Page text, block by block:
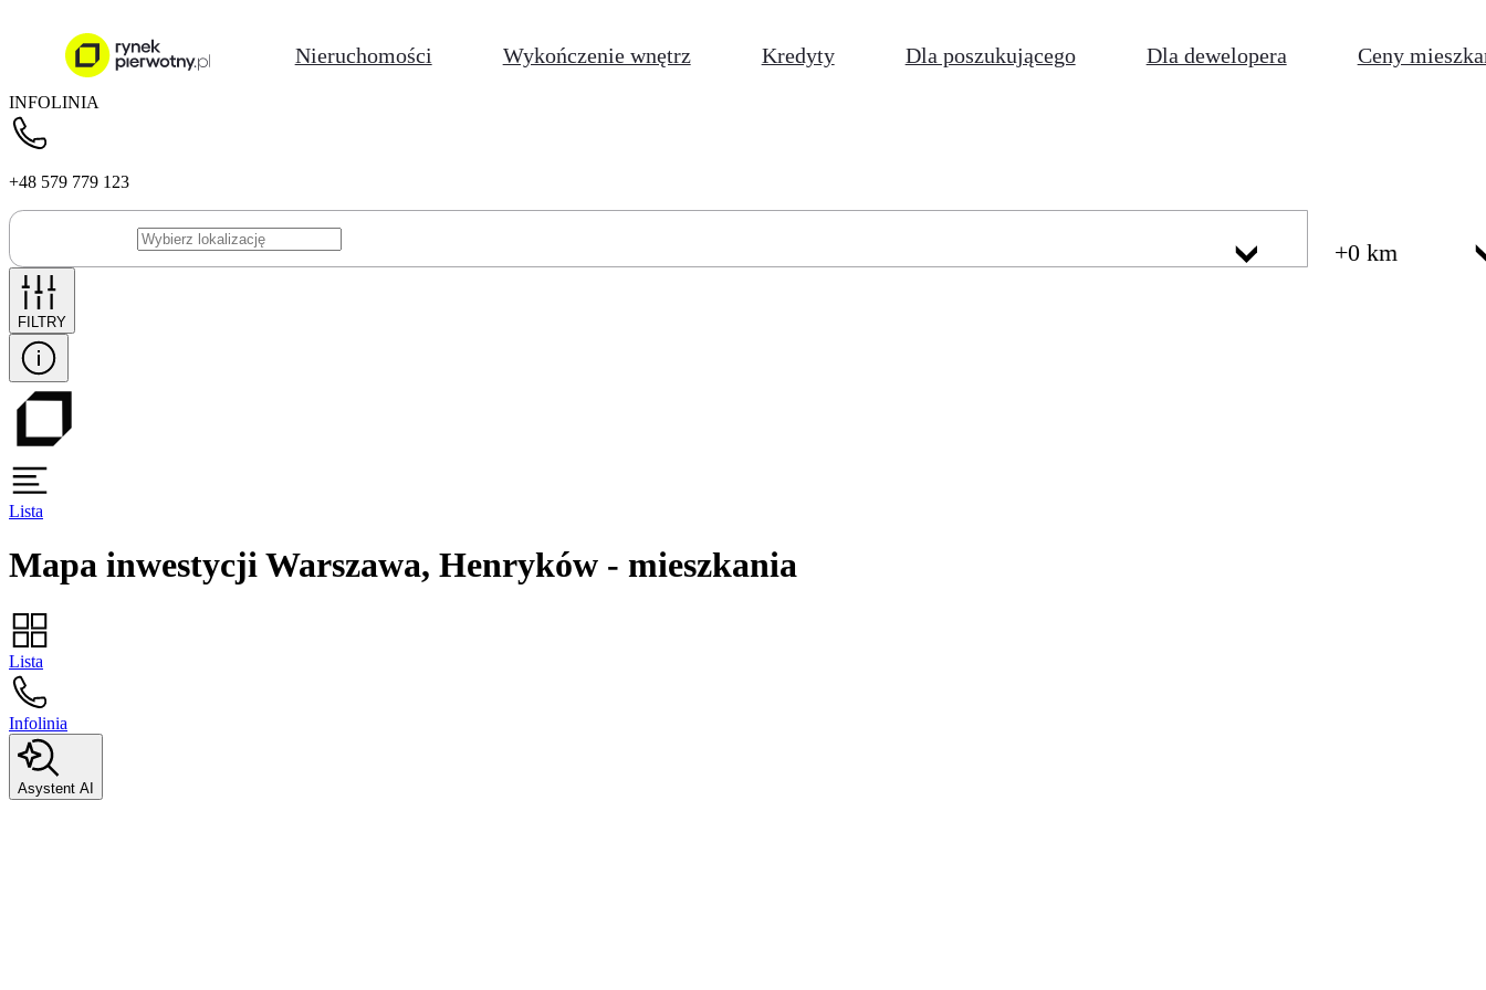
Nieruchomości Wykończenie wnętrz Kredyty Dla poszukującego Dla dewelopera Ceny
INFOLINIA
+48 579 779 123
+0 km
FILTRY
Lista
Mapa inwestycji Warszawa, Henryków - mieszkania
Lista
Infolinia
Asystent AI